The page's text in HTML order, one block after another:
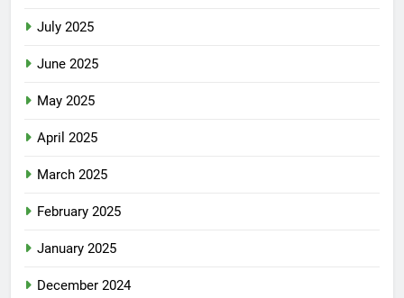
July 2025
June 2025
May 2025
April 2025
March 2025
February 2025
January 2025
December 2024